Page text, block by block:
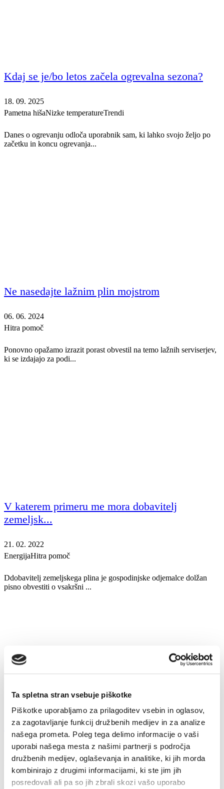
Ta spletna stran vsebuje piškotke
Piškotke uporabljamo za prilagoditev vsebin in oglasov,
za zagotavljanje funkcij družbenih medijev in za analize
našega prometa. Poleg tega delimo informacije o vaši
uporabi našega mesta z našimi partnerji s področja
družbenih medijev, oglaševanja in analitike, ki jih morda
kombinirajo z drugimi informacijami, ki ste jim jih
posredovali ali pa so jih zbrali skozi vašo uporabo
Kdaj se je/bo letos začela ogrevalna sezona?
18. 09. 2025
Pametna hišaNizke temperatureTrendi
Danes o ogrevanju odloča uporabnik sam, ki lahko svojo željo po
začetku in koncu ogrevanja...
Ne nasedajte lažnim plin mojstrom
06. 06. 2024
Hitra pomoč
Ponovno opažamo izrazit porast obvestil na temo lažnih serviserjev,
ki se izdajajo za podi...
V katerem primeru me mora dobavitelj
zemeljsk...
21. 02. 2022
EnergijaHitra pomoč
Ddobavitelj zemeljskega plina je gospodinjske odjemalce dolžan
pisno obvestiti o vsakršni ...
Ali je radiatorje potrebno pripraviti na zimo...
10. 11. 2021
Nizke temperatureHitra pomoč
Da, tudi radiatorji potrebujejo pripravo na zimo, da nas lahko